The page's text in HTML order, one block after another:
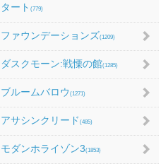
タート (779)
ファウンデーションズ(1209)
ダスクモーン:戦慄の館(1285)
ブルームバロウ (1271)
アサシンクリード (485)
モダンホライゾン3(1853)